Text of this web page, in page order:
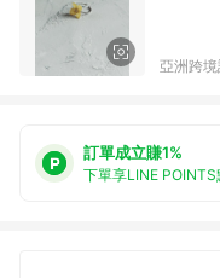
亞洲跨
訂單成立賺1%
下單享LINE POINTS